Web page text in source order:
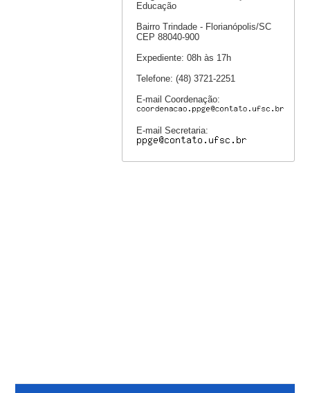
Educação
Bairro Trindade - Florianópolis/SC
CEP 88040-900
Expediente: 08h às 17h
Telefone: (48) 3721-2251
E-mail Coordenação:
E-mail Secretaria: